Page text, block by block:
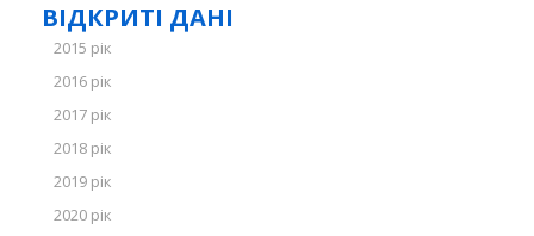
ВІДКРИТІ ДАНІ
2015 рік
2016 рік
2017 рік
2018 рік
2019 рік
2020 рік